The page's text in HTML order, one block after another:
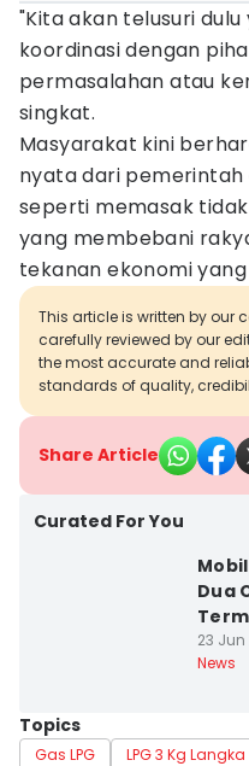
"Kita akan telusuri
koordinasi dengan
permasalahan atau
singkat.
Masyarakat kini
nyata dari
seperti memasak
yang membebani
tekanan ekonomi
This article is written by our
carefully reviewed by our
the most accurate and
standards of quality,
Share Article
Curated For You
Dua
23 Jun
News
Topics
Gas LPG LPG 3 Kg Langka